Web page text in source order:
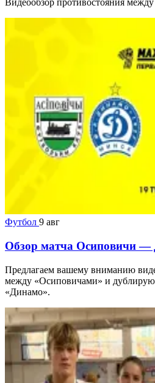
Видеообзор противостояния
Футбол 9 авг
Обзор матча Осиповичи
Предлагаем вашему вниманию
между «Осиповичами» и
«Динамо».